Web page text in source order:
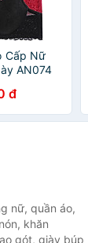
Cấp Nữ
AN074
đ
nữ, quần áo,
khăn
gót, giày búp